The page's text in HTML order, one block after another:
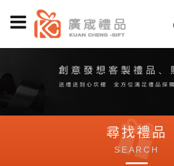
尋找禮品
SEARCH